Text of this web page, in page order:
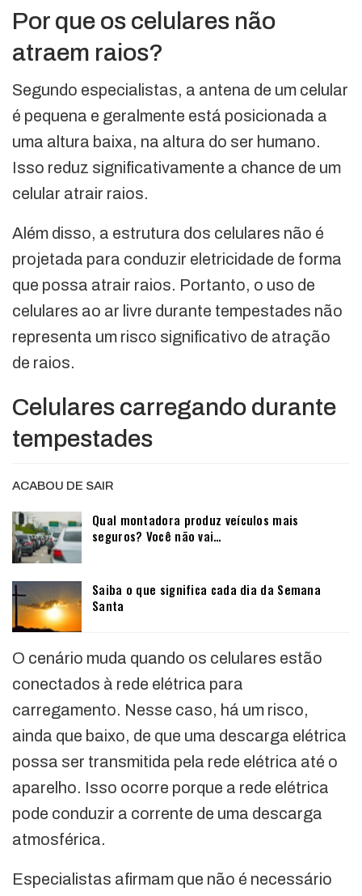
Por que os celulares não
atraem raios?
Segundo especialistas, a antena de um celular
é pequena e geralmente está posicionada a
uma altura baixa, na altura do ser humano.
Isso reduz significativamente a chance de um
celular atrair raios.
Além disso, a estrutura dos celulares não é
projetada para conduzir eletricidade de forma
que possa atrair raios. Portanto, o uso de
celulares ao ar livre durante tempestades não
representa um risco significativo de atração
de raios.
Celulares carregando durante
tempestades
ACABOU DE SAIR
Qual montadora produz veículos mais
seguros? Você não vai…
Saiba o que significa cada dia da Semana
Santa
O cenário muda quando os celulares estão
conectados à rede elétrica para
carregamento. Nesse caso, há um risco,
ainda que baixo, de que uma descarga elétrica
possa ser transmitida pela rede elétrica até o
aparelho. Isso ocorre porque a rede elétrica
pode conduzir a corrente de uma descarga
atmosférica.
Especialistas afirmam que não é necessário